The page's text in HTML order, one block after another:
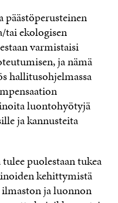
päästöperusteinen
tai ekologisen
varmistaisi
ja nämä
hallitusohjelmassa
luontohyötyjä
ja kannusteita
puolestaan tukea
kehittymistä
ja luonnon